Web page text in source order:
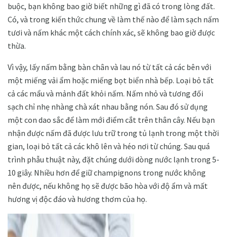
buộc, bạn không bao giờ biết những gì đã có trong lòng đất.
Có, và trong kiến ​​thức chung về làm thế nào để làm sạch nấm
tươi và nấm khác một cách chính xác, sẽ không bao giờ được
thừa.
Vì vậy, lấy nấm bằng bàn chân và lau nó từ tất cả các bên với
một miếng vải ẩm hoặc miếng bọt biển nhà bếp. Loại bỏ tất
cả các mẩu và mảnh đất khỏi nấm. Nấm nhỏ và tương đối
sạch chỉ nhẹ nhàng chà xát nhau bằng nón. Sau đó sử dụng
một con dao sắc để làm mới điểm cắt trên thân cây. Nếu bạn
nhận được nấm đã được lưu trữ trong tủ lạnh trong một thời
gian, loại bỏ tất cả các khô lên và héo nơi từ chúng. Sau quá
trình phẫu thuật này, đặt chúng dưới dòng nước lạnh trong 5-
10 giây. Nhiều hơn để giữ champignons trong nước không
nên được, nếu không họ sẽ được bão hòa với độ ẩm và mất
hương vị độc đáo và hương thơm của họ.